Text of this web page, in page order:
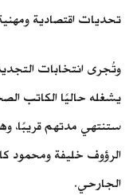
تحديات اقتصادية
وتُجرى انتخابات
ستنتهي مدتهم قريبًا،
الرؤوف خليفة
الجارحي.